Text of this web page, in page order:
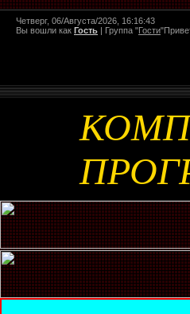
Четверг, 06/Августа/2026, 16:16:43
Вы вошли как Гость | Группа "Гости"